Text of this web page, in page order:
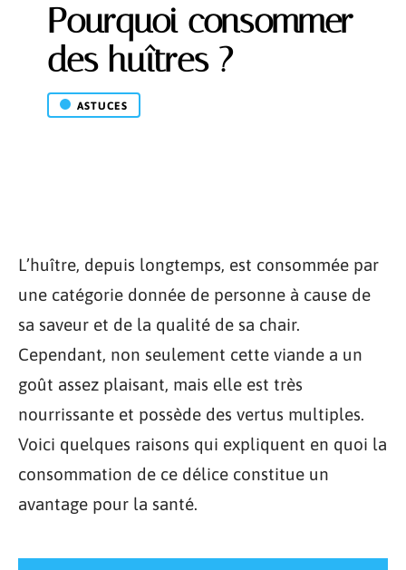
Pourquoi consommer
des huîtres ?
ASTUCES
L’huître, depuis longtemps, est consommée par
une catégorie donnée de personne à cause de
sa saveur et de la qualité de sa chair.
Cependant, non seulement cette viande a un
goût assez plaisant, mais elle est très
nourrissante et possède des vertus multiples.
Voici quelques raisons qui expliquent en quoi la
consommation de ce délice constitue un
avantage pour la santé.